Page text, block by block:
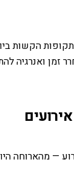
הקשות
זמן ואנרגיה